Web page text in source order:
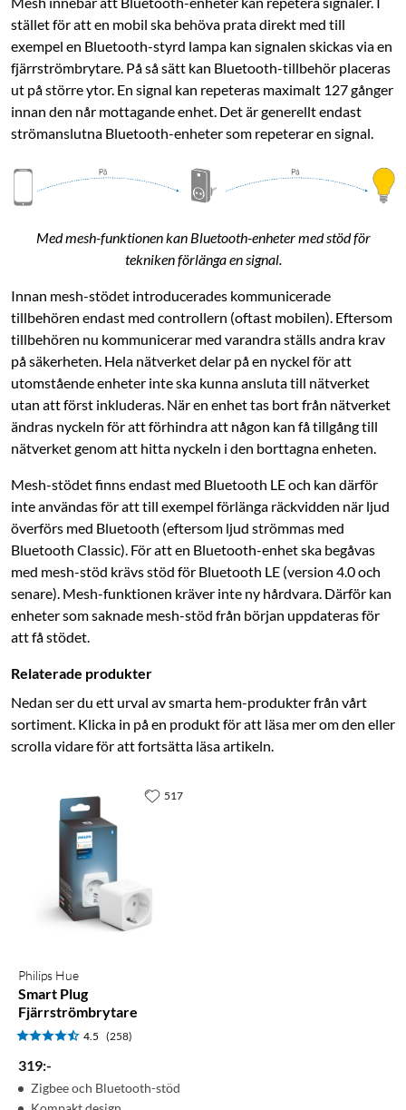
stället för att en mobil ska behöva prata direkt med till
exempel en Bluetooth-styrd lampa kan signalen skickas via en
fjärrströmbrytare. På så sätt kan Bluetooth-tillbehör placeras
ut på större ytor. En signal kan repeteras maximalt 127 gånger
innan den når mottagande enhet. Det är generellt endast
strömanslutna Bluetooth-enheter som repeterar en signal.
Med mesh-funktionen kan Bluetooth-enheter med stöd för
tekniken förlänga en signal.
Innan mesh-stödet introducerades kommunicerade
tillbehören endast med controllern (oftast mobilen). Eftersom
tillbehören nu kommunicerar med varandra ställs andra krav
på säkerheten. Hela nätverket delar på en nyckel för att
utomstående enheter inte ska kunna ansluta till nätverket
utan att först inkluderas. När en enhet tas bort från nätverket
ändras nyckeln för att förhindra att någon kan få tillgång till
nätverket genom att hitta nyckeln i den borttagna enheten.
Mesh-stödet finns endast med Bluetooth LE och kan därför
inte användas för att till exempel förlänga räckvidden när ljud
överförs med Bluetooth (eftersom ljud strömmas med
Bluetooth Classic). För att en Bluetooth-enhet ska begåvas
med mesh-stöd krävs stöd för Bluetooth LE (version 4.0 och
senare). Mesh-funktionen kräver inte ny hårdvara. Därför kan
enheter som saknade mesh-stöd från början uppdateras för
att få stödet.
Relaterade produkter
Nedan ser du ett urval av smarta hem-produkter från vårt
sortiment. Klicka in på en produkt för att läsa mer om den eller
scrolla vidare för att fortsätta läsa artikeln.
Philips Hue
Smart Plug
Fjärrströmbrytare
4.5 (258)
319:-
Zigbee och Bluetooth-stöd
517